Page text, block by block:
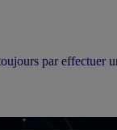
par effectuer